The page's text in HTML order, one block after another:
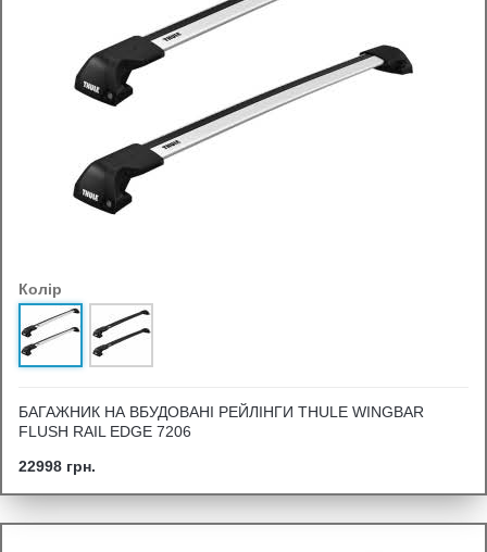
Колір
БАГАЖНИК НА ВБУДОВАНІ РЕЙЛІНГИ THULE WINGBAR
FLUSH RAIL EDGE 7206
22998 грн.